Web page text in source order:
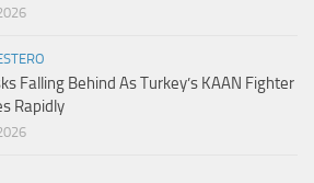
Falling Behind As Turkey’s KAAN Fighter
Rapidly